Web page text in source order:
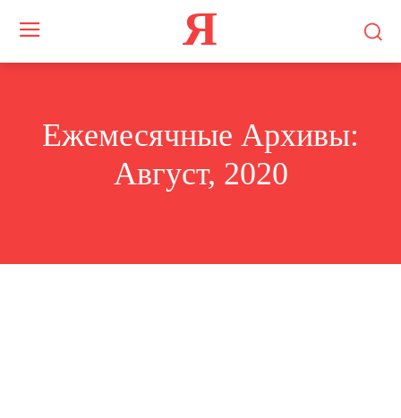
Я
Ежемесячные Архивы:
Август, 2020